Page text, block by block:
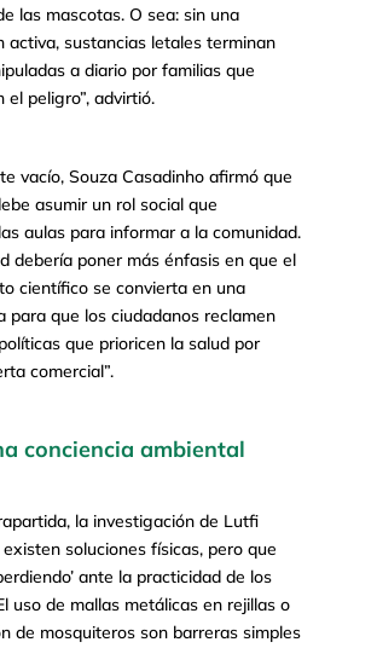
las mascotas. O sea: sin una
activa, sustancias letales terminan
a diario por familias que
el peligro”, advirtió.
vacío, Souza Casadinho afirmó que
asumir un rol social que
aulas para informar a la comunidad.
debería poner más énfasis en que el
científico se convierta en una
para que los ciudadanos reclamen
que prioricen la salud por
comercial”.
conciencia ambiental
la investigación de Lutfi
soluciones físicas, pero que
ante la practicidad de los
uso de mallas metálicas en rejillas o
de mosquiteros son barreras simples